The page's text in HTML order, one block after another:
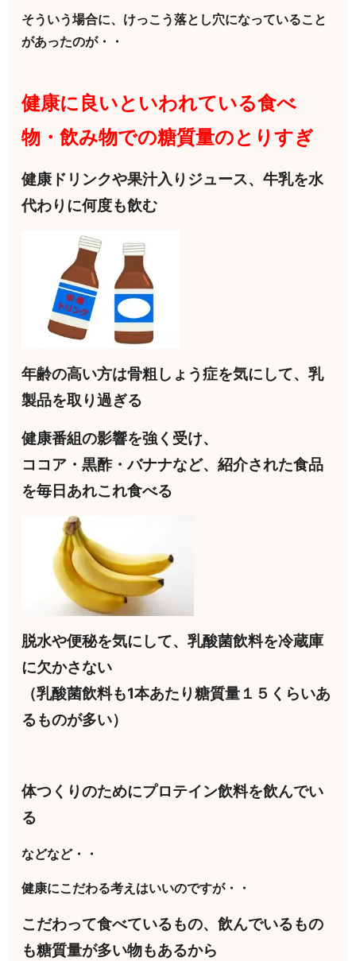
そういう場合に、けっこう落とし穴になっていること
があったのが・・
健康に良いといわれている食べ
物・飲み物での糖質量のとりすぎ
健康ドリンクや果汁入りジュース、牛乳を水
代わりに何度も飲む
年齢の高い方は骨粗しょう症を気にして、乳
製品を取り過ぎる
健康番組の影響を強く受け、
ココア・黒酢・バナナなど、紹介された食品
を毎日あれこれ食べる
脱水や便秘を気にして、乳酸菌飲料を冷蔵庫
に欠かさない
（乳酸菌飲料も1本あたり糖質量１５くらいあ
るものが多い）
体つくりのためにプロテイン飲料を飲んでい
る
などなど・・
健康にこだわる考えはいいのですが・・
こだわって食べているもの、飲んでいるもの
も糖質量が多い物もあるから